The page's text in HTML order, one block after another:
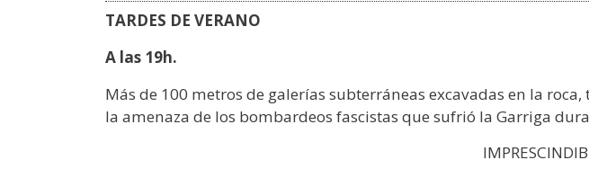
TARDES DE VERANO
A las 19h.
Más de 100 metros de galerías subterráneas excavadas en la
la amenaza de los bombardeos fascistas que sufrió la Garriga